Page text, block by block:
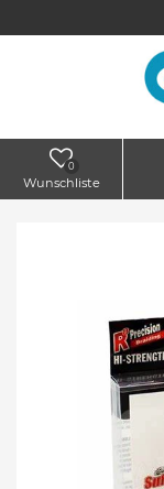
0
Wunschliste